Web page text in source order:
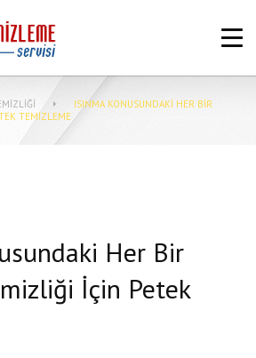
ANASAYFA
HAKKIMIZDA
PETEK TEMIZLEME FIYATLARI
İLETIŞIM
ISINMA KONUSUNDAKI HER BIR
TEMIZLEME
Her Bir
İçin Petek